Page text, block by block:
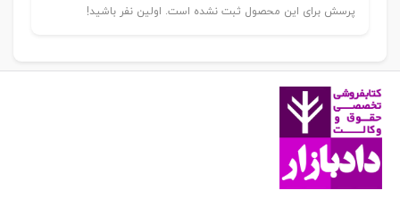
پرسش برای این محصول ثبت نشده است. اولین نفر باشید!